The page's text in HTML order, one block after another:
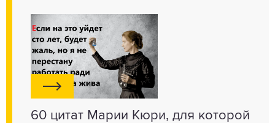
60 цитат Марии Кюри, для которой